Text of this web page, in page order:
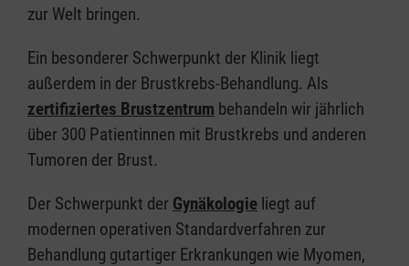
zur Welt bringen.
Ein besonderer Schwerpunkt der Klinik liegt
außerdem in der Brustkrebs-Behandlung. Als
zertifiziertes Brustzentrum behandeln wir jährlich
über 300 Patientinnen mit Brustkrebs und anderen
Tumoren der Brust.
Der Schwerpunkt der Gynäkologie liegt auf
modernen operativen Standardverfahren zur
Behandlung gutartiger Erkrankungen wie Myomen,